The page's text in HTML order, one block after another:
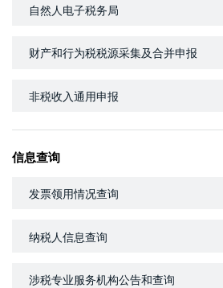
自然人电子税务局
财产和行为税税源采集及合并申报
非税收入通用申报
信息查询
发票领用情况查询
纳税人信息查询
涉税专业服务机构公告和查询